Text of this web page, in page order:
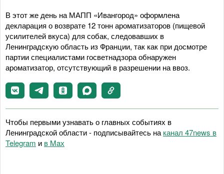
В этот же день на МАПП «Ивангород» оформлена
декларация о возврате 12 тонн ароматизаторов (пищевой
усилителей вкуса) для собак, следовавших в
Ленинградскую область из Франции, так как при досмотре
партии специалистами госветнадзора обнаружен
ароматизатор, отсутствующий в разрешении на ввоз.
Чтобы первыми узнавать о главных событиях в
Ленинградской области - подписывайтесь на канал 47news в
Telegram и в Maх